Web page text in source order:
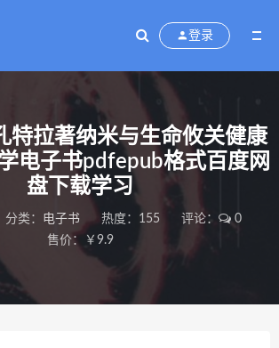
登录
特拉著纳米与生命攸关健康
电子书pdfepub格式百度网
盘下载学习
分类： 电子书 热度：155 评论：
0
售价：￥9.9